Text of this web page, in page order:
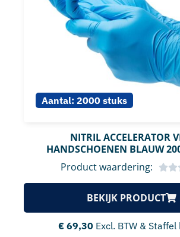
Aantal: 2000 stuks
NITRIL ACCELERATOR
HANDSCHOENEN BLAUW
Product waardering:
BEKIJK PRODUCT
€69,30 Excl. BTW &